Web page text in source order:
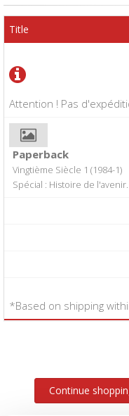
Attention ! Pas
Title
Paperback
Vingtième Siècle 1 (1984-1)
Spécial : Histoire de
*Based on shipping
Continue